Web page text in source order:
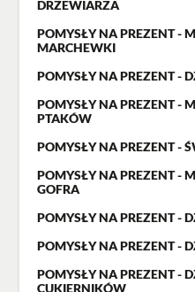
DRZEWIARZA
POMYSŁY NA PREZENT -
MARCHEWKI
POMYSŁY NA PREZENT -
POMYSŁY NA PREZENT -
PTAKÓW
POMYSŁY NA PREZENT -
POMYSŁY NA PREZENT -
GOFRA
POMYSŁY NA PREZENT -
POMYSŁY NA PREZENT -
POMYSŁY NA PREZENT -
CUKIERNIKÓW